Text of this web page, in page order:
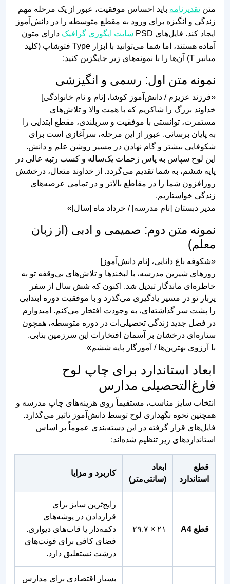
آماده هستند، اما شما می‌توانید با ابزار Type فتوشاپ (کلید
میانبر T) آن‌ها را با نمونه‌های زیر جایگزین کنید:
نمونه متن اول: رسمی و انگیزشی
«فرزند عزیزم / دانش‌آموز کوشا، [نام و نام خانوادگی]
خداوند بزرگ را شاکریم که با همت والا و تلاش‌های
مستمرت، توانستی با موفقیت و سربلندی، مقطع ابتدایی را
به پایان برسانی. عبور از این مرحله، سرآغازی است برای
شکوفایی بیشتر و گام نهادن در مسیر روشن علم و دانش.
این لوح سپاس به پاس زحمات یک‌ساله و کسب رتبه عالی در
پایه ششم، به شما تقدیم می‌گردد. از خداوند متعال، درخشش
روزافزون شما را در مقاطع بالاتر و در تمامی عرصه‌های
زندگی خواستاریم.
مدیر دبستان [نام مدرسه] / خرداد ماه [سال]»
نمونه متن دوم: صمیمی و ادبی (از زبان
معلم)
«شکوفه باغ دانایی، [نام دانش‌آموز]
روزهای شیرین مدرسه، با لبخندها و تلاش‌های بی‌وقفه تو به
خاطره‌ای ماندگار تبدیل شد. اکنون که شش سال از سفر
پربار تو در مسیر یادگیری می‌گذرد و با موفقیت دوره ابتدایی
را پشت سر گذاشته‌ای، به وجودت افتخار می‌کنم. امیدوارم
در فصل جدید زندگی تحصیلی‌ات در دوره متوسطه، همچون
ستاره‌ای درخشان بر آسمان افتخارات این سرزمین بتابی.
با آرزوی بهترین‌ها / آموزگار پایه ششم»
ابعاد استاندارد برای چاپ لوح
فارغ‌التحصیلی مدارس
انتخاب سایز مناسب، مستقیماً روی هزینه‌های چاپ مدرسه و
همچنین نحوه نگهداری لوح توسط دانش‌آموز تاثیر می‌گذارد.
فایل‌های قرار گرفته در این دسته‌بندی عموماً بر اساس
استانداردهای زیر تنظیم شده‌اند:
قطع
استاندارد
ابعاد
(سانتی‌متر)
کاربرد و مزایا
رایج‌ترین سایز برای
فضای کافی برای فونت‌های
درشت نستعلیق دارد.
بسیار اقتصادی برای مدارس
پرجمعیت. مناسب برای
فیزیکی. (نصف ابعاد A4)